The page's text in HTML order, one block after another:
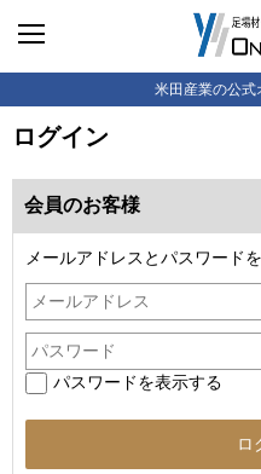
米田産業の公式
ログイン
会員のお客様
メールアドレスとパスワード
パスワードを表示する